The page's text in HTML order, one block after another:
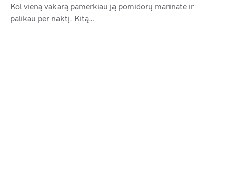
Kol vieną vakarą pamerkiau ją pomidorų marinate ir
palikau per naktį. Kitą…